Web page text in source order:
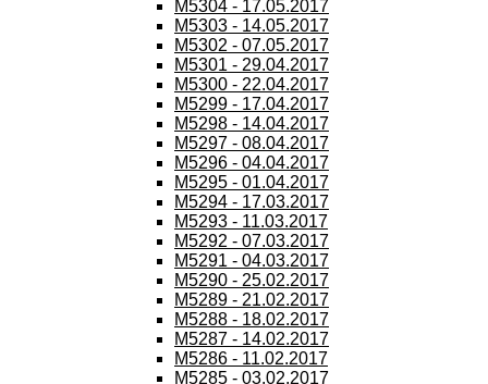
M5304 - 17.05.2017
M5303 - 14.05.2017
M5302 - 07.05.2017
M5301 - 29.04.2017
M5300 - 22.04.2017
M5299 - 17.04.2017
M5298 - 14.04.2017
M5297 - 08.04.2017
M5296 - 04.04.2017
M5295 - 01.04.2017
M5294 - 17.03.2017
M5293 - 11.03.2017
M5292 - 07.03.2017
M5291 - 04.03.2017
M5290 - 25.02.2017
M5289 - 21.02.2017
M5288 - 18.02.2017
M5287 - 14.02.2017
M5286 - 11.02.2017
M5285 - 03.02.2017